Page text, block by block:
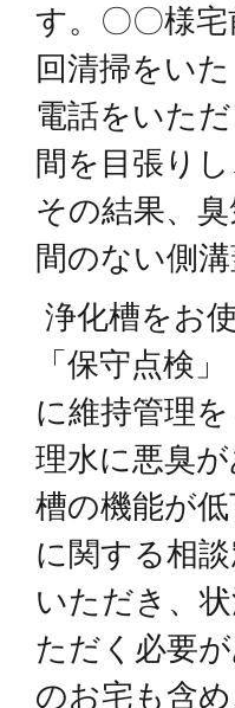
す。〇〇様
回清掃をい
電話をいた
間を目張り
その結果、
間のない側
浄化槽をお
「保守点検
に維持管理
理水に悪臭
槽の機能が
に関する相
いただき、
ただく必要
のお宅も含